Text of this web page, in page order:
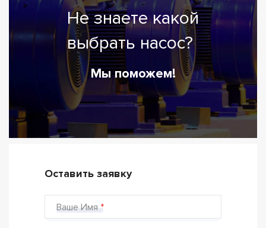
Не знаете какой
выбрать насос?
Мы поможем!
Оставить заявку
Ваше Имя